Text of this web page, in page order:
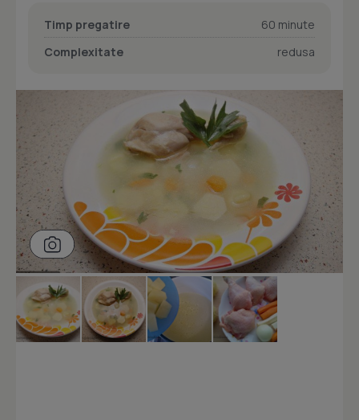
Timp pregatire
60 minute
Complexitate
redusa